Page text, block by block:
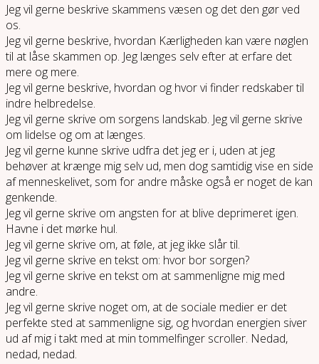
Jeg vil gerne beskrive skammens væsen og det den gør ved
os.
Jeg vil gerne beskrive, hvordan Kærligheden kan være nøglen
til at låse skammen op. Jeg længes selv efter at erfare det
mere og mere.
Jeg vil gerne beskrive, hvordan og hvor vi finder redskaber til
indre helbredelse.
Jeg vil gerne skrive om sorgens landskab. Jeg vil gerne skrive
om lidelse og om at længes.
Jeg vil gerne kunne skrive udfra det jeg er i, uden at jeg
behøver at krænge mig selv ud, men dog samtidig vise en side
af menneskelivet, som for andre måske også er noget de kan
genkende.
Jeg vil gerne skrive om angsten for at blive deprimeret igen.
Havne i det mørke hul.
Jeg vil gerne skrive om, at føle, at jeg ikke slår til.
Jeg vil gerne skrive en tekst om: hvor bor sorgen?
Jeg vil gerne skrive en tekst om at sammenligne mig med
andre.
Jeg vil gerne skrive noget om, at de sociale medier er det
perfekte sted at sammenligne sig, og hvordan energien siver
ud af mig i takt med at min tommelfinger scroller. Nedad,
nedad, nedad.